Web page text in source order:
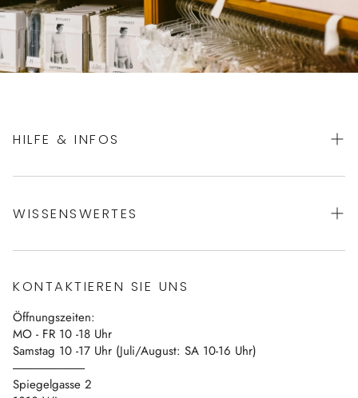
HILFE & INFOS
Datenschutz
Impressum
Vertrag widerrufen
WISSENSWERTES
Blog
Kontakt
KONTAKTIEREN SIE UNS
Öffnungszeiten:
MO - FR 10 -18 Uhr
Samstag 10 -17 Uhr (Juli/August: SA 10-16 Uhr)
------------------------------
Spiegelgasse 2